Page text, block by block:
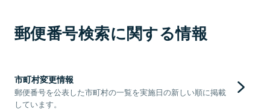
郵便番号検索に関する情報
市町村変更情報
郵便番号を公表した市町村の一覧を実施日の新しい順に掲載
しています。